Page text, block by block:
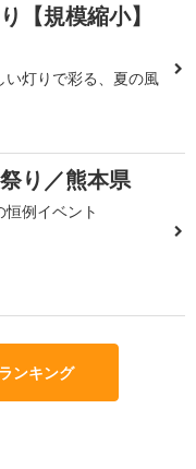
【規模縮小】
い灯りで彩る、夏の風
り／熊本県
例イベント
ンキング